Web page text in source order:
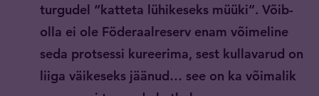
turgudel “katteta lühikeseks müüki”. Võib-
olla ei ole Föderaalreserv enam võimeline
seda protsessi kureerima, sest kullavarud on
liiga väikeseks jäänud… see on ka võimalik